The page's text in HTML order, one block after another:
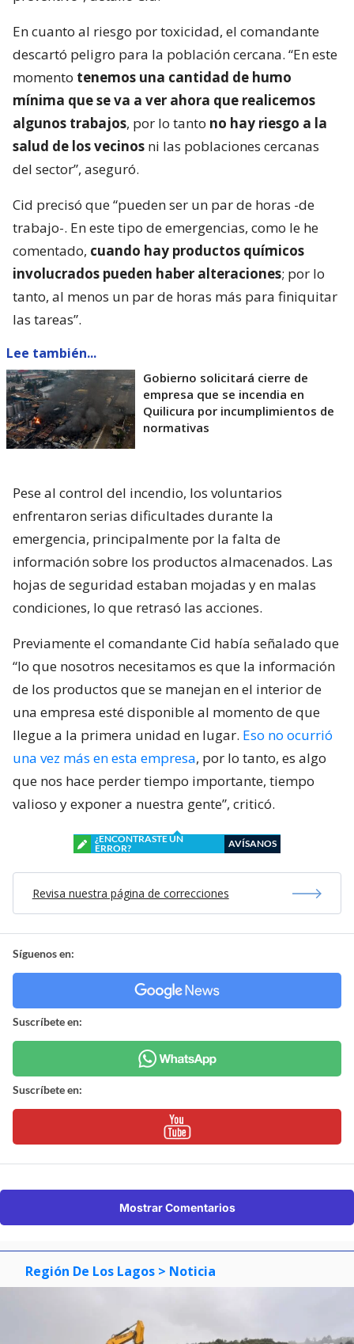
seguir realizando labores de enfriamiento en ese
sector”, afirmó.
Balance de la emergencia por
incendio en Panimex
Las labores de enfriamiento se realizarán a nivel de
piso, sin el uso de la telescópica ni el monitor. “A
nivel de piso se va a trabajar en ese sector para
bajar la temperatura solamente por un tema
preventivo”, detalló Cid.
En cuanto al riesgo por toxicidad, el comandante
descartó peligro para la población cercana. “En este
momentotenemos una cantidad de humo
mínima que se va a ver ahora que realicemos
algunos trabajos
salud de los vecinosni las poblaciones cercanas
del sector”, aseguró.
Cid precisó que “pueden ser un par de horas -de
involucrados pueden haber alteraciones
tanto, al menos un par de horas más para finiquitar
las tareas”.
Lee también...
Gobierno solicitará cierre de
Quilicura por incumplimientos de
Pese al control del incendio, los voluntarios
enfrentaron serias dificultades durante la
emergencia, principalmente por la falta de
información sobre los productos almacenados. Las
hojas de seguridad estaban mojadas y en malas
condiciones, lo que retrasó las acciones.
Previamente el comandante Cid había señalado que
“lo que nosotros necesitamos es que la información
de los productos que se manejan en el interior de
una empresa esté disponible al momento de que
llegue a la primera unidad en lugar.
una vez más en esta empresa, por lo tanto, es algo
que nos hace perder tiempo importante, tiempo
valioso y exponer a nuestra gente”, criticó.
¿ENCONTRASTE UN
ERROR?
Revisa nuestra página de correcciones
Suscríbete en: